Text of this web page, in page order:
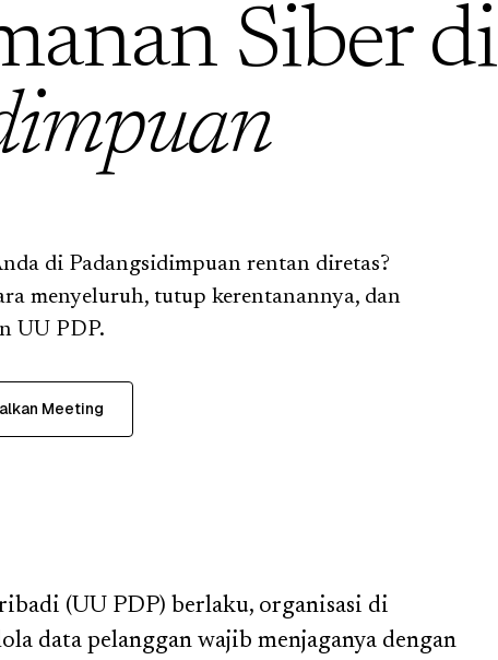
Siber di
di Padangsidimpuan rentan diretas?
menyeluruh, tutup kerentanannya, dan
UU PDP.
Meeting
(UU PDP) berlaku, organisasi di
data pelanggan wajib menjaganya dengan